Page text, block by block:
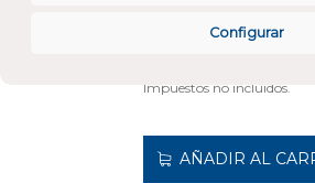
Configurar
Impuestos no incluidos.
AÑADIR AL